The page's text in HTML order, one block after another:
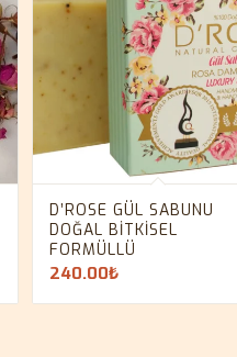
D’ROSE GÜL SABUNU
DOĞAL BITKISEL
FORMÜLLÜ
240.00₺